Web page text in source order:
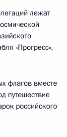
лежат
«Прогресс»,
флагов вместе
путешествие
российского